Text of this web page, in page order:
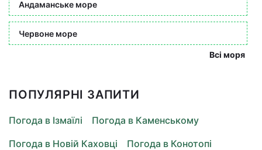
Андаманське море
Червоне море
Всі моря
ПОПУЛЯРНІ ЗАПИТИ
Погода в Ізмаїлі
Погода в Каменському
Погода в Новій Каховці
Погода в Конотопі